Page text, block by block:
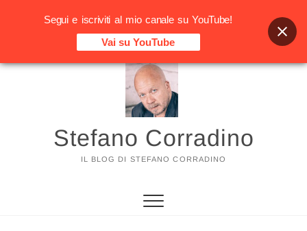
Vai
Stefano Corradino
IL BLOG DI STEFANO CORRADINO
Segui e iscriviti al mio canale su YouTube!
Vai su YouTube